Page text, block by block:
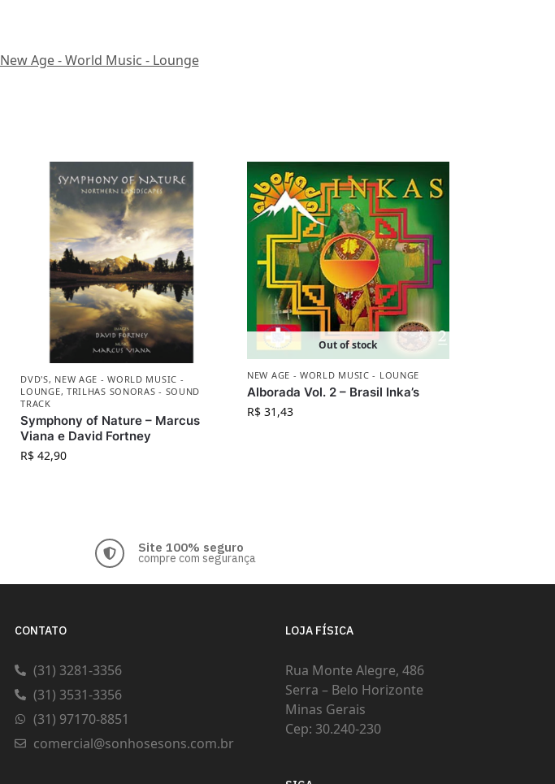
New Age - World Music - Lounge
DVD'S, NEW AGE - WORLD MUSIC -
LOUNGE, TRILHAS SONORAS - SOUND
TRACK
Symphony of Nature – Marcus
Viana e David Fortney
R$ 42,90
Out of stock
NEW AGE - WORLD MUSIC - LOUNGE
Alborada Vol. 2 – Brasil Inka’s
R$ 31,43
Site 100% seguro
compre com segurança
CONTATO
(31) 3281-3356
(31) 3531-3356
(31) 97170-8851
comercial@sonhosesons.com.br
LOJA FÍSICA
Rua Monte Alegre, 486
Serra – Belo Horizonte
Minas Gerais
Cep: 30.240-230